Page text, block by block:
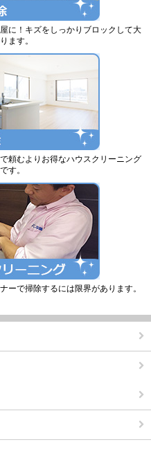
に！キズをしっかりブロックして大
ます。
頼むよりお得なハウスクリーニング
す。
ーで掃除するには限界があります。